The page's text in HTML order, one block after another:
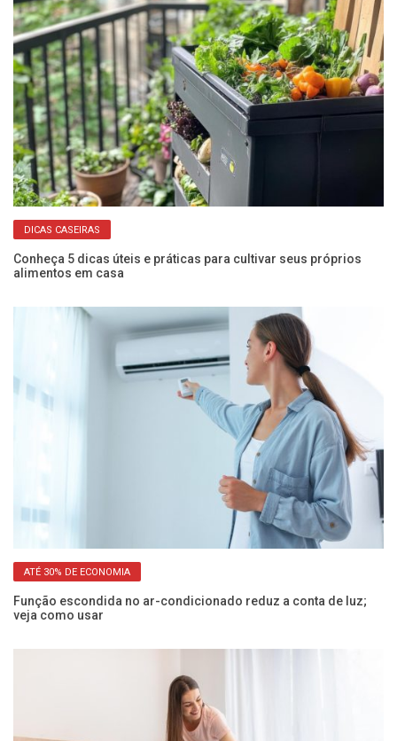
DICAS CASEIRAS
Conheça 5 dicas úteis e práticas para cultivar seus próprios
alimentos em casa
ATÉ 30% DE ECONOMIA
Função escondida no ar-condicionado reduz a conta de luz;
veja como usar